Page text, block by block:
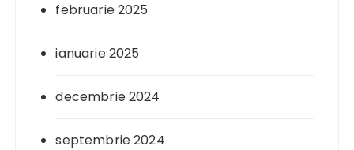
februarie 2025
ianuarie 2025
decembrie 2024
septembrie 2024